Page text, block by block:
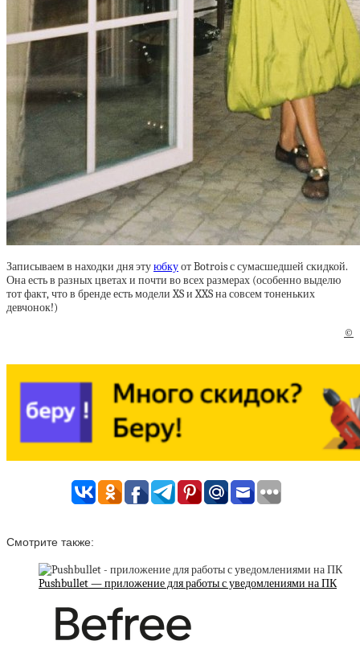
Записываем в находки дня этуюбкуот Botrois с сумасшедшей скидкой.
Она есть в разных цветах и почти во всех размерах (особенно выделю
тот факт, что в бренде есть модели XS и XXS на совсем тоненьких
девчонок!)
©
Смотрите также:
Pushbullet — приложение для работы с уведомлениями на ПК